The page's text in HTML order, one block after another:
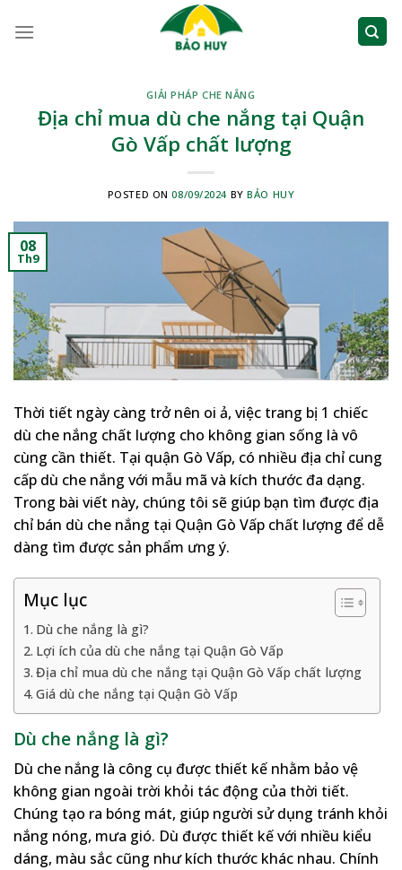
GIẢI PHÁP CHE NẮNG
Địa chỉ mua dù che nắng tại Quận
Gò Vấp chất lượng
POSTED ON08/09/2024 BYBẢO HUY
08
Th9
Thời tiết ngày càng trở nên oi ả, việc trang bị 1 chiếc
dù che nắng chất lượng cho không gian sống là vô
cùng cần thiết. Tại quận Gò Vấp, có nhiều địa chỉ cung
cấp dù che nắng với mẫu mã và kích thước đa dạng.
Trong bài viết này, chúng tôi sẽ giúp bạn tìm được địa
chỉ bán dù che nắng tại Quận Gò Vấp chất lượng để dễ
dàng tìm được sản phẩm ưng ý.
Mục lục
Dù che nắng là gì?
Lợi ích của dù che nắng tại Quận Gò Vấp
Địa chỉ mua dù che nắng tại Quận Gò Vấp chất lượng
Giá dù che nắng tại Quận Gò Vấp
Dù che nắng là gì?
Dù che nắng là công cụ được thiết kế nhằm bảo vệ
không gian ngoài trời khỏi tác động của thời tiết.
Chúng tạo ra bóng mát, giúp người sử dụng tránh khỏi
nắng nóng, mưa gió. Dù được thiết kế với nhiều kiểu
dáng, màu sắc cũng như kích thước khác nhau. Chính